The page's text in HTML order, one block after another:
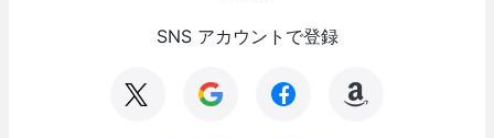
SNS アカウントで登録